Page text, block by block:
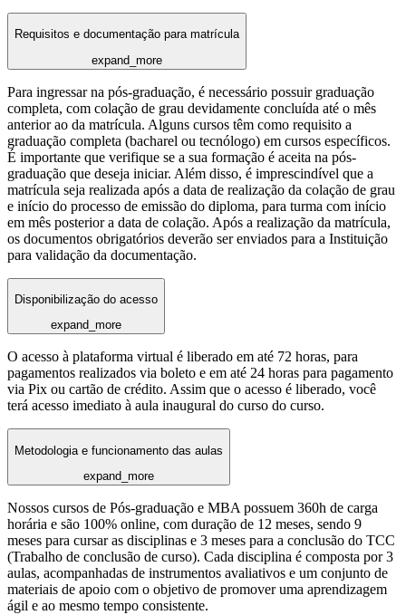
Requisitos e documentação para matrícula
expand_more
Para ingressar na pós-graduação, é necessário possuir graduação
completa, com colação de grau devidamente concluída até o mês
anterior ao da matrícula. Alguns cursos têm como requisito a
graduação completa (bacharel ou tecnólogo) em cursos específicos.
É importante que verifique se a sua formação é aceita na pós-
graduação que deseja iniciar. Além disso, é imprescindível que a
matrícula seja realizada após a data de realização da colação de grau
e início do processo de emissão do diploma, para turma com início
em mês posterior a data de colação. Após a realização da matrícula,
os documentos obrigatórios deverão ser enviados para a Instituição
para validação da documentação.
Disponibilização do acesso
expand_more
O acesso à plataforma virtual é liberado em até 72 horas, para
pagamentos realizados via boleto e em até 24 horas para pagamento
via Pix ou cartão de crédito. Assim que o acesso é liberado, você
terá acesso imediato à aula inaugural do curso do curso.
Metodologia e funcionamento das aulas
expand_more
Nossos cursos de Pós-graduação e MBA possuem 360h de carga
horária e são 100% online, com duração de 12 meses, sendo 9
meses para cursar as disciplinas e 3 meses para a conclusão do TCC
(Trabalho de conclusão de curso). Cada disciplina é composta por 3
aulas, acompanhadas de instrumentos avaliativos e um conjunto de
materiais de apoio com o objetivo de promover uma aprendizagem
ágil e ao mesmo tempo consistente.